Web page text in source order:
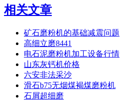
相关文章
矿石磨粉机的基础减震问题
高细立磨8441
电石泥磨粉机加工设备行情
山东灰钙机价格
六安非法采沙
滑石b75无烟煤褐煤磨粉机
石屑超细磨